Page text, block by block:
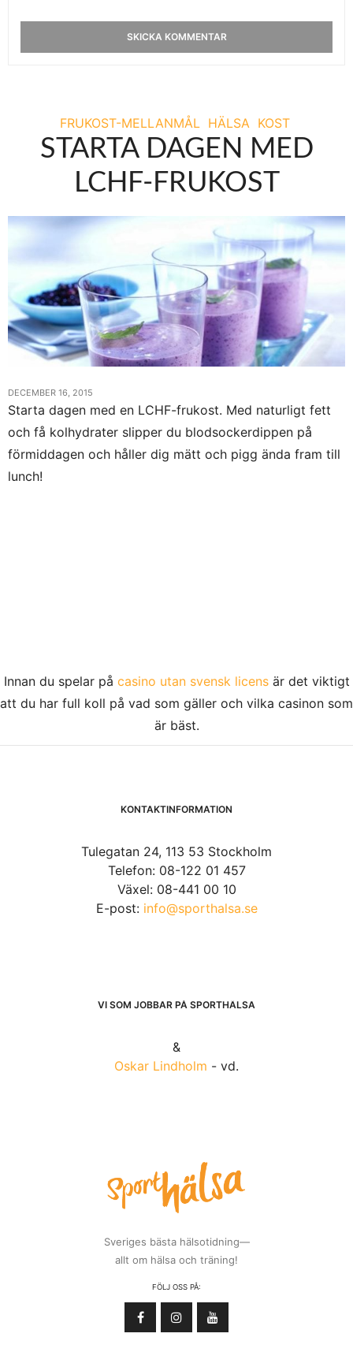
FRUKOST-MELLANMÅL HÄLSA KOST
STARTA DAGEN MED
LCHF-FRUKOST
DECEMBER 16, 2015
Starta dagen med en LCHF-frukost. Med naturligt fett
och få kolhydrater slipper du blodsockerdippen på
förmiddagen och håller dig mätt och pigg ända fram till
lunch!
Innan du spelar på casino utan svensk licensär det viktigt
att du har full koll på vad som gäller och vilka casinon som
är bäst.
KONTAKTINFORMATION
Tulegatan 24, 113 53 Stockholm
Telefon: 08-122 01 457
Växel: 08-441 00 10
E-post: info@sporthalsa.se
VI SOM JOBBAR PÅ SPORTHÄLSA
&
Oskar Lindholm - vd.
Sveriges bästa hälsotidning—
allt om hälsa och träning!
FÖLJ OSS PÅ: